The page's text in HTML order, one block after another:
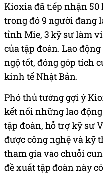
Kioxia đã tiếp nhận 50
trong đó 9 người đang
tỉnh Mie, 3 kỹ sư làm
của tập đoàn. Lao
ngộ tốt, đóng góp tích
kinh tế Nhật Bản.
Phó thủ tướng gợi ý
kết nối những lao
tập đoàn, hỗ trợ kỹ sư
được công nghệ và kỹ
tham gia vào chuỗi
đề xuất tập đoàn này